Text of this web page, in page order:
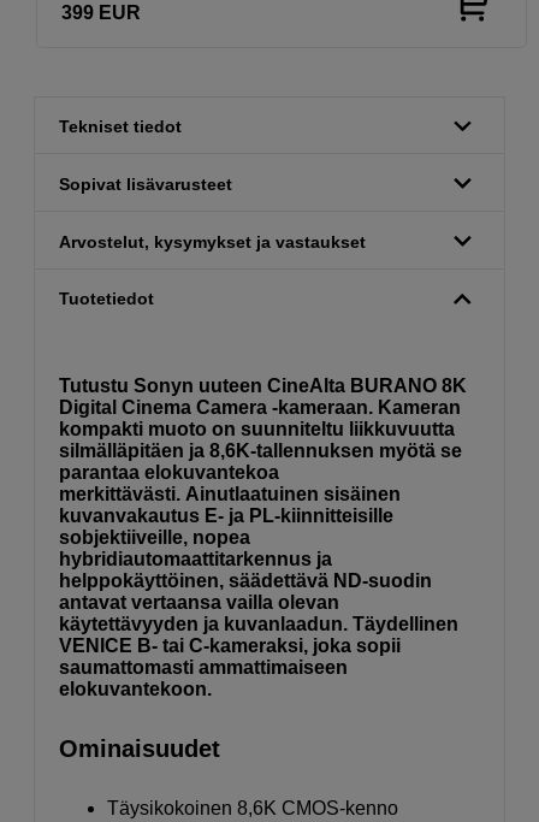
399 EUR
Tekniset tiedot
Sopivat lisävarusteet
Arvostelut, kysymykset ja vastaukset
Tuotetiedot
Tutustu Sonyn uuteen CineAlta BURANO 8K
Digital Cinema Camera -kameraan. Kameran
kompakti muoto on suunniteltu liikkuvuutta
silmälläpitäen ja 8,6K-tallennuksen myötä se
parantaa elokuvantekoa
merkittävästi. Ainutlaatuinen sisäinen
kuvanvakautus E- ja PL-kiinnitteisille
sobjektiiveille, nopea
hybridiautomaattitarkennus ja
helppokäyttöinen, säädettävä ND-suodin
antavat vertaansa vailla olevan
käytettävyyden ja kuvanlaadun. Täydellinen
VENICE B- tai C-kameraksi, joka sopii
saumattomasti ammattimaiseen
elokuvantekoon.
Ominaisuudet
Täysikokoinen 8,6K CMOS-kenno